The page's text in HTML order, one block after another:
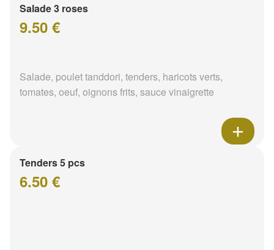
Salade 3 roses
9.50 €
Salade, poulet tanddori, tenders, haricots verts,
tomates, oeuf, oignons frits, sauce vinaigrette
Tenders 5 pcs
6.50 €